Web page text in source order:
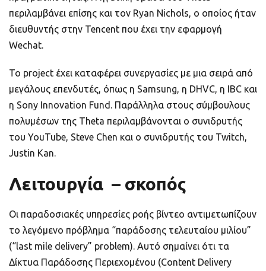
περιλαμβάνει επίσης και τον Ryan Nichols, ο οποίος ήταν
διευθυντής στην Tencent που έχει την εφαρμογή
Wechat.
Το project έχει καταφέρει συνεργασίες με μια σειρά από
μεγάλους επενδυτές, όπως η Samsung, η DHVC, η IBC και
η Sony Innovation Fund. Παράλληλα στους σύμβουλους
πολυμέσων της Theta περιλαμβάνονται ο συνιδρυτής
του YouTube, Steve Chen και ο συνιδρυτής του Twitch,
Justin Kan.
Λειτουργία – σκοπός
Οι παραδοσιακές υπηρεσίες ροής βίντεο αντιμετωπίζουν
το λεγόμενο πρόβλημα “παράδοσης τελευταίου μιλίου”
(“last mile delivery” problem). Αυτό σημαίνει ότι τα
Δίκτυα Παράδοσης Περιεχομένου (Content Delivery